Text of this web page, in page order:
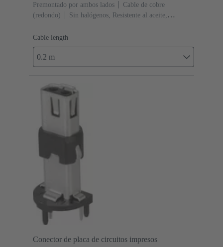
Premontado por ambos lados
Cable de cobre
(redondo)
Sin halógenos, Resistente al aceite,
Cable length
0.2 m
Conector de placa de circuitos impresos